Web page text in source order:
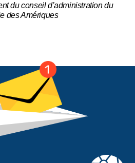
du conseil d’administration du
des Amériques